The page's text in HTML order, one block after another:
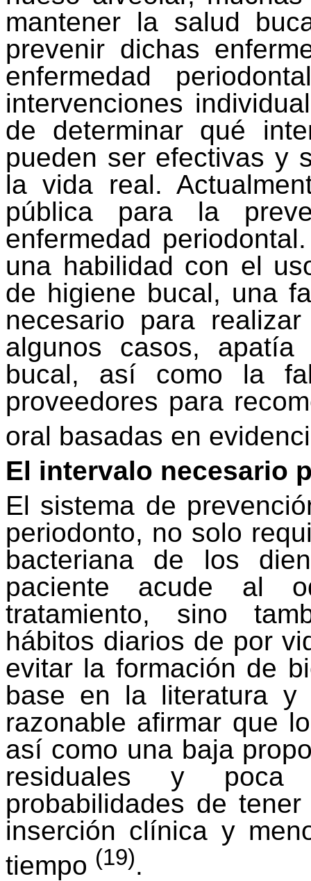
mantener la salud
prevenir dichas
enfermedad
intervenciones
de determinar qué
pueden ser efectivas y
la vida real.
pública para la
enfermedad
una habilidad con el
de higiene bucal, una
necesario para
algunos casos,
bucal, así como la
proveedores para
oral basadas en
El intervalo necesario
El sistema de
periodonto, no solo
bacteriana de los
paciente acude al
tratamiento, sino
hábitos diarios de por
evitar la formación de
base en la literatura y
razonable afirmar que
así como una baja
residuales y poca
probabilidades de
inserción clínica y
tiempo (19).